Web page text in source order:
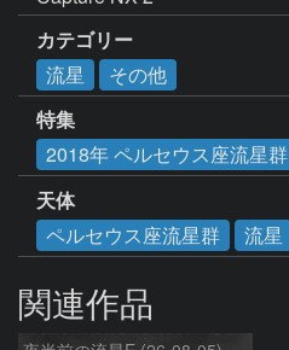
カテゴリー
流星
その他
特集
2018年 ペルセウス座流星群
天体
ペルセウス座流星群
流星
関連作品